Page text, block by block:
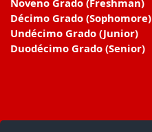
Décimo Grado (Sophomore)
Undécimo Grado (Junior)
Duodécimo Grado (Senior)